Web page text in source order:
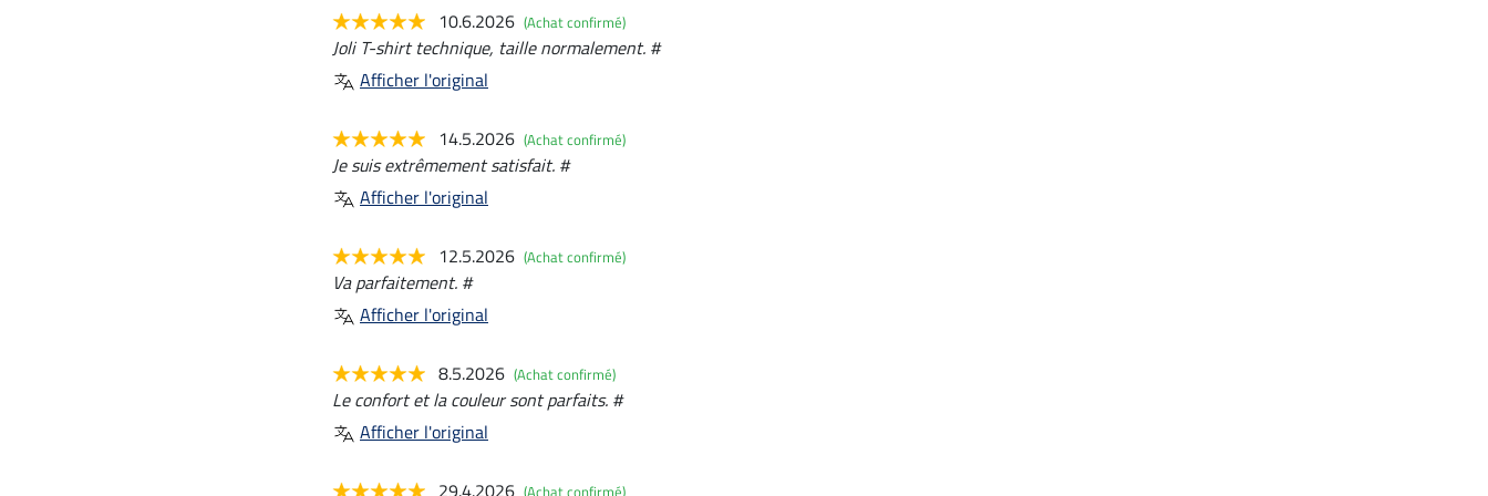
10.6.2026 (Achat confirmé)
Joli T-shirt technique, taille normalement. #
Afficher l'original
14.5.2026 (Achat confirmé)
Je suis extrêmement satisfait. #
Afficher l'original
12.5.2026 (Achat confirmé)
Va parfaitement. #
Afficher l'original
8.5.2026 (Achat confirmé)
Le confort et la couleur sont parfaits. #
Afficher l'original
29.4.2026